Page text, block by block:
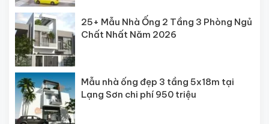
25+ Mẫu Nhà Ống 2 Tầng 3 Phòng Ngủ
Chất Nhất Năm 2026
Mẫu nhà ống đẹp 3 tầng 5x18m tại
Lạng Sơn chi phí 950 triệu